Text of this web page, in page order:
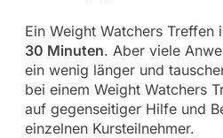
Ein Weight Watchers Treffen
30 Minuten. Aber viele
ein wenig länger und
bei einem Weight Watchers
auf gegenseitiger Hilfe und
einzelnen Kursteilnehmer.